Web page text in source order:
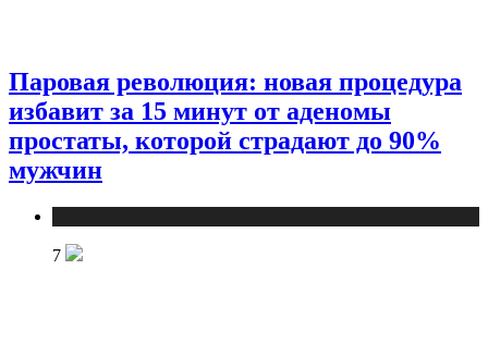
Паровая революция: новая процедура
избавит за 15 минут от аденомы
простаты, которой страдают до 90%
мужчин
7